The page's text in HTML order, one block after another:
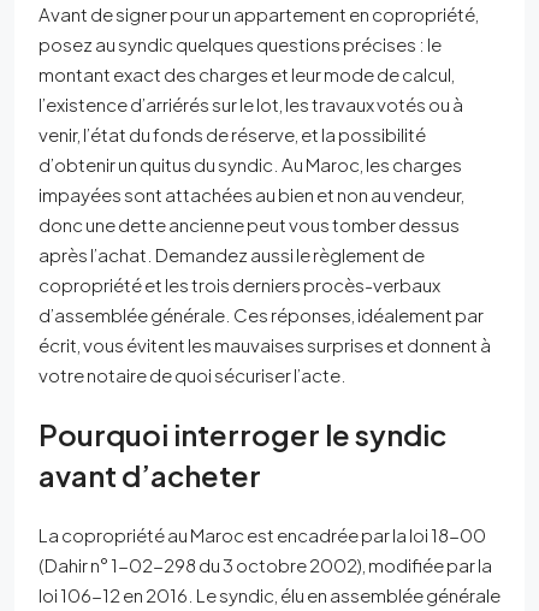
Avant de signer pour un appartement en copropriété,
posez au syndic quelques questions précises : le
montant exact des charges et leur mode de calcul,
l’existence d’arriérés sur le lot, les travaux votés ou à
venir, l’état du fonds de réserve, et la possibilité
d’obtenir un quitus du syndic. Au Maroc, les charges
impayées sont attachées au bien et non au vendeur,
donc une dette ancienne peut vous tomber dessus
après l’achat. Demandez aussi le règlement de
copropriété et les trois derniers procès-verbaux
d’assemblée générale. Ces réponses, idéalement par
écrit, vous évitent les mauvaises surprises et donnent à
votre notaire de quoi sécuriser l’acte.
Pourquoi interroger le syndic
avant d’acheter
La copropriété au Maroc est encadrée par la loi 18-00
(Dahir n° 1-02-298 du 3 octobre 2002), modifiée par la
loi 106-12 en 2016. Le syndic, élu en assemblée générale